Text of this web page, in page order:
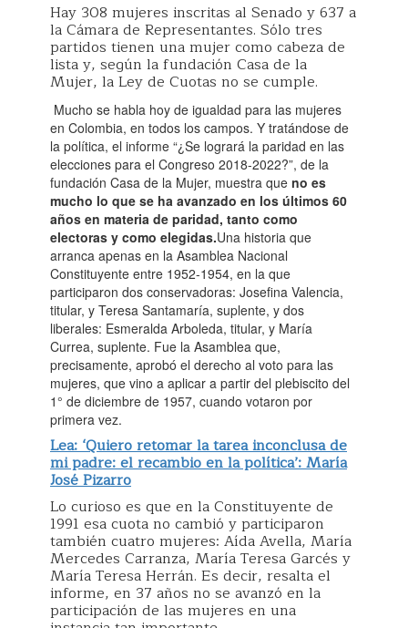
Hay 308 mujeres inscritas al Senado y 637 a
la Cámara de Representantes. Sólo tres
partidos tienen una mujer como cabeza de
lista y, según la fundación Casa de la
Mujer, la Ley de Cuotas no se cumple.
Mucho se habla hoy de igualdad para las mujeres
en Colombia, en todos los campos. Y tratándose de
la política, el informe “¿Se logrará la paridad en las
elecciones para el Congreso 2018-2022?”, de la
fundación Casa de la Mujer, muestra que no es
mucho lo que se ha avanzado en los últimos 60
años en materia de paridad, tanto como
electoras y como elegidas.Una historia que
arranca apenas en la Asamblea Nacional
Constituyente entre 1952-1954, en la que
participaron dos conservadoras: Josefina Valencia,
titular, y Teresa Santamaría, suplente, y dos
liberales: Esmeralda Arboleda, titular, y María
Currea, suplente. Fue la Asamblea que,
precisamente, aprobó el derecho al voto para las
mujeres, que vino a aplicar a partir del plebiscito del
1° de diciembre de 1957, cuando votaron por
primera vez.
Lea: ‘Quiero retomar la tarea inconclusa de
mi padre: el recambio en la política’: María
José Pizarro
Lo curioso es que en la Constituyente de
1991 esa cuota no cambió y participaron
también cuatro mujeres: Aída Avella, María
Mercedes Carranza, María Teresa Garcés y
María Teresa Herrán. Es decir, resalta el
informe, en 37 años no se avanzó en la
participación de las mujeres en una